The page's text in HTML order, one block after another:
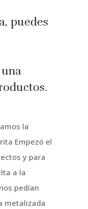
puedes
la
Empezó el
y para
a la
pedían
metalizada